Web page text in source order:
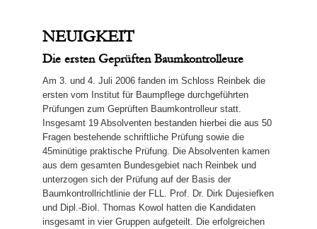
NEUIGKEIT
Die ersten Geprüften Baumkontrolleure
Am 3. und 4. Juli 2006 fanden im Schloss Reinbek die
ersten vom Institut für Baumpflege durchgeführten
Prüfungen zum Geprüften Baumkontrolleur statt.
Insgesamt 19 Absolventen bestanden hierbei die aus 50
Fragen bestehende schriftliche Prüfung sowie die
45minütige praktische Prüfung. Die Absolventen kamen
aus dem gesamten Bundesgebiet nach Reinbek und
unterzogen sich der Prüfung auf der Basis der
Baumkontrollrichtlinie der FLL. Prof. Dr. Dirk Dujesiefken
und Dipl.-Biol. Thomas Kowol hatten die Kandidaten
insgesamt in vier Gruppen aufgeteilt. Die erfolgreichen